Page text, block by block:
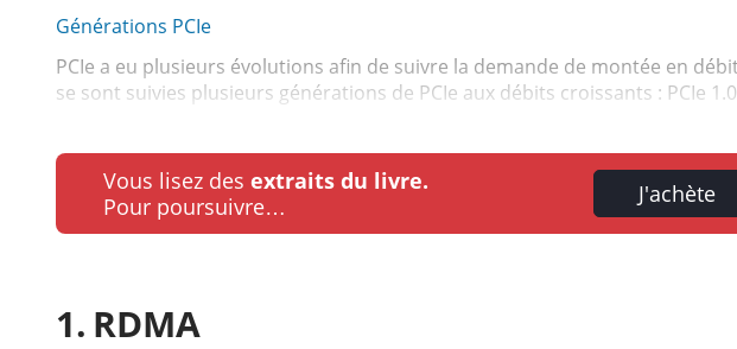
Générations PCIe
PCIe a eu plusieurs évolutions afin de suivre la demande de montée en
se sont suivies plusieurs générations de PCIe aux débits croissants : PCIe 1.0
Vous lisez des extraits du livre.
Pour poursuivre…
J'achète
RDMA